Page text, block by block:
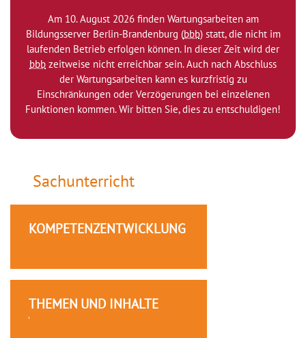
Am 10. August 2026 finden Wartungsarbeiten am
Bildungsserver Berlin-Brandenburg (bbb) statt, die nicht im
laufenden Betrieb erfolgen können. In dieser Zeit wird der
bbb zeitweise nicht erreichbar sein. Auch nach Abschluss
der Wartungsarbeiten kann es kurzfristig zu
Einschränkungen oder Verzögerungen bei einzelenen
Funktionen kommen. Wir bitten Sie, dies zu entschuldigen!
Sachunterricht
KOMPETENZENTWICKLUNG
THEMEN UND INHALTE